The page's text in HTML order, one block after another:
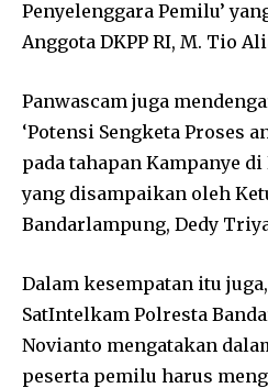
Penyelenggara Pemilu’
Anggota DKPP RI, M. Tio
Panwascam juga
‘Potensi Sengketa Proses
pada tahapan Kampanye
yang disampaikan oleh
Bandarlampung, Dedy
Dalam kesempatan itu
SatIntelkam Polresta
Novianto mengatakan
peserta pemilu harus